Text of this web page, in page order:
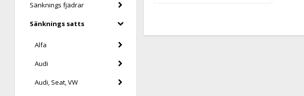
Sänknings fjädrar
Sänknings satts
Alfa
Audi
Audi, Seat, VW